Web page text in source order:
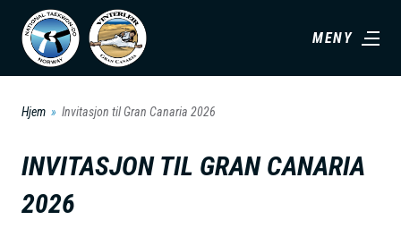
MENY
Hjem Invitasjon til Gran Canaria 2026
INVITASJON TIL GRAN CANARIA
2026